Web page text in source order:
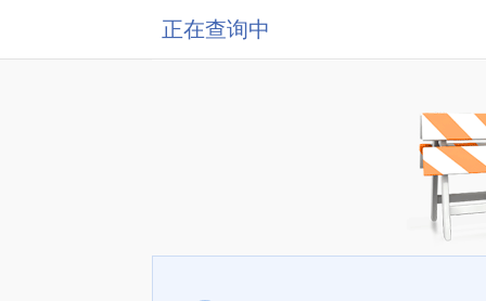
正在查询中